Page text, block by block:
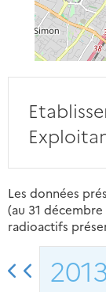
Les données
(au 31
radioactifs
2013